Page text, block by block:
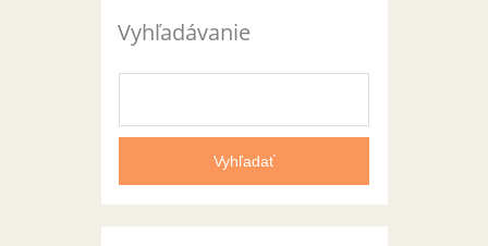
Vyhľadávanie